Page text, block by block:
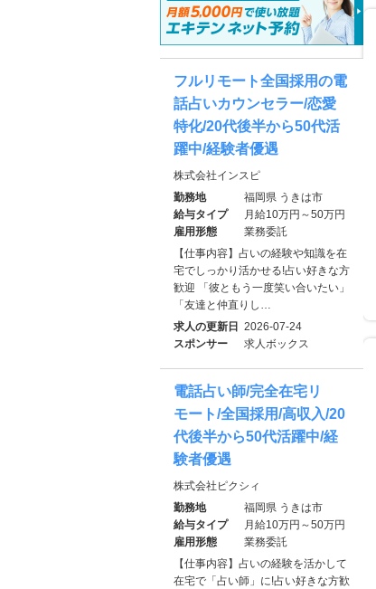
フルリモート全国採用の電
話占いカウンセラー/恋愛
特化/20代後半から50代活
躍中/経験者優遇
株式会社インスピ
勤務地
福岡県 うきは市
給与タイプ
月給10万円～50万円
雇用形態
業務委託
【仕事内容】占いの経験や知識を在
宅でしっかり活かせる!占い好きな方
歓迎 「彼ともう一度笑い合いたい」
「友達と仲直りし…
求人の更新日
2026-07-24
スポンサー
求人ボックス
電話占い師/完全在宅リ
モート/全国採用/高収入/20
代後半から50代活躍中/経
験者優遇
株式会社ピクシィ
勤務地
福岡県 うきは市
給与タイプ
月給10万円～50万円
雇用形態
業務委託
【仕事内容】占いの経験を活かして
在宅で「占い師」に!占い好きな方歓